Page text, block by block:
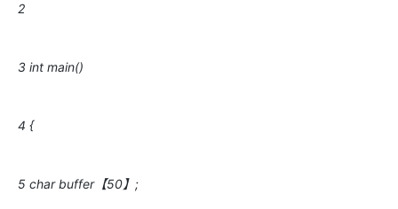
2
3 int main()
4 {
5 char buffer【50】;